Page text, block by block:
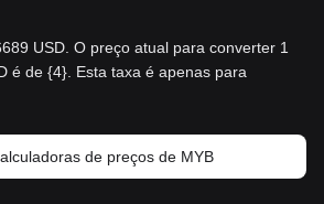
USD. O preço atual para converter 1
é de {4}. Esta taxa é apenas para
de preços de MYB